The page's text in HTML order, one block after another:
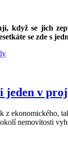
když se jich
se zde s
jeden v
ekonomického,
nemovitosti